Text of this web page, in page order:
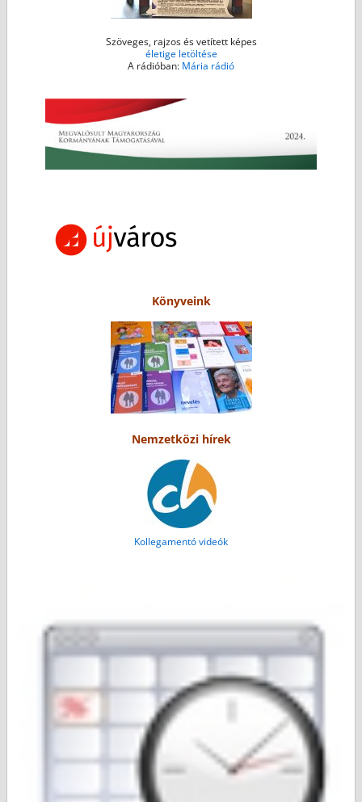
Szöveges, rajzos és vetített képes
életige letöltése
A rádióban: Mária rádió
Könyveink
Nemzetközi hírek
Kollegamentó videók